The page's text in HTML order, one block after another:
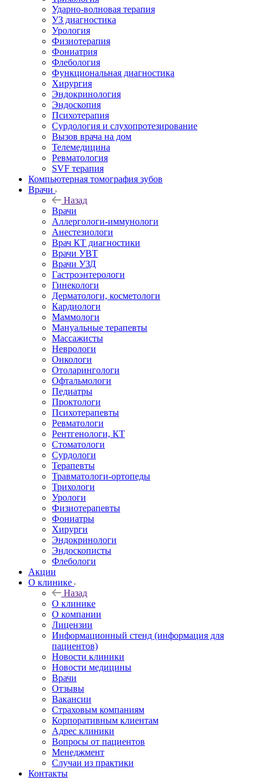
Ударно-волновая терапия
УЗ диагностика
Урология
Физиотерапия
Фониатрия
Флебология
Функциональная диагностика
Хирургия
Эндокринология
Эндоскопия
Психотерапия
Сурдология и слухопротезирование
Вызов врача на дом
Телемедицина
Ревматология
SVF терапия
Компьютерная томография зубов
Врачи
Назад
Врачи
Аллергологи-иммунологи
Анестезиологи
Врач КТ диагностики
Врачи УВТ
Врачи УЗД
Гастроэнтерологи
Гинекологи
Дерматологи, косметологи
Кардиологи
Маммологи
Мануальные терапевты
Массажисты
Неврологи
Онкологи
Отоларингологи
Офтальмологи
Педиатры
Проктологи
Психотерапевты
Ревматологи
Рентгенологи, КТ
Стоматологи
Сурдологи
Терапевты
Травматологи-ортопеды
Трихологи
Урологи
Физиотерапевты
Фониатры
Хирурги
Эндокринологи
Эндоскописты
Флебологи
Акции
О клинике
Назад
О клинике
О компании
Лицензии
Информационный стенд (информация для
пациентов)
Новости клиники
Новости медицины
Врачи
Отзывы
Вакансии
Страховым компаниям
Корпоративным клиентам
Адрес клиники
Вопросы от пациентов
Менеджмент
Случаи из практики
Контакты